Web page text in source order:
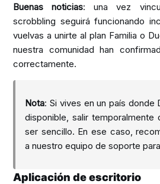
Buenas noticias: una vez
scrobbling seguirá funcionando
vuelvas a unirte al plan Familia o
nuestra comunidad han
correctamente.
Nota: Si vives en un país donde
disponible, salir temporalmente
ser sencillo. En ese caso,
a nuestro equipo de soporte
Aplicación de escritorio